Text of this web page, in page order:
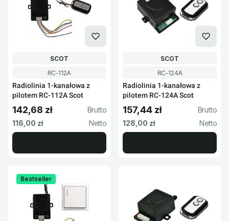
Kod produktu
RC-112A
Radiolinia 1-kanałowa z
pilotem RC-112A Scot
PRODUCENT
SCOT
Cena brutto
142,68 zł
Cena netto
116,00 zł
Kod produktu
RC-124A
Radiolinia 1-kanałowa z
pilotem RC-124A Scot
PRODUCENT
SCOT
Cena brutto
157,44 zł
Cena netto
128,00 zł
Bestseller